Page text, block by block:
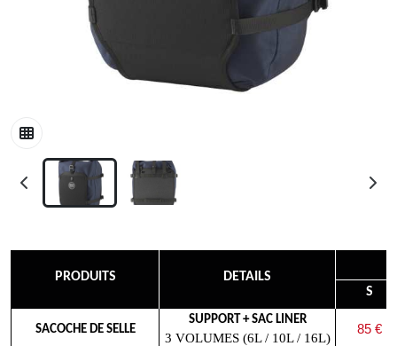
PRODUITS
DETAILS
S
SACOCHE DE SELLE
SUPPORT + SAC LINER
3 VOLUMES (6L / 10L / 16L)
85 €